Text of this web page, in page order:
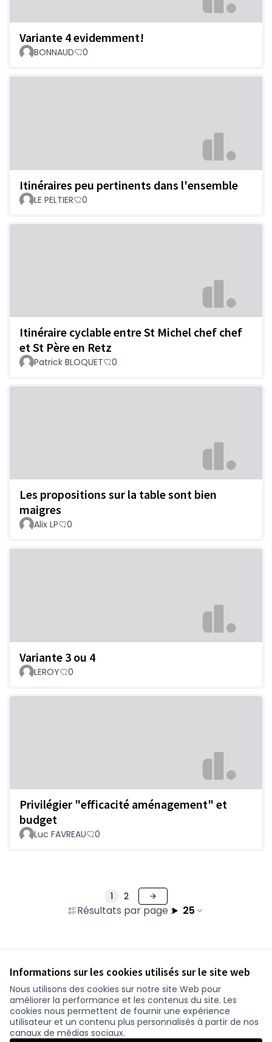
Informations sur les cookies utilisés sur le site web
Nous utilisons des cookies sur notre site Web pour
améliorer la performance et les contenus du site. Les
cookies nous permettent de fournir une expérience
utilisateur et un contenu plus personnalisés à partir de nos
canaux de médias sociaux.
Variante 4 evidemment!
BONNAUD 0
Itinéraires peu pertinents dans l'ensemble
LE PELTIER 0
Itinéraire cyclable entre St Michel chef chef
et St Père en Retz
Patrick BLOQUET 0
Les propositions sur la table sont bien
maigres
Alix LP 0
Variante 3 ou 4
LEROY 0
Privilégier "efficacité aménagement" et
budget
Luc FAVREAU 0
Résultats par page : 25
1 2
Conditions d'utilisation
Paramètres des cookies
participer.loire-atlantique.fr sur Facebook
participer.loire-atlantique.fr sur Instagram
participer.loire-atlantique.fr sur YouTube